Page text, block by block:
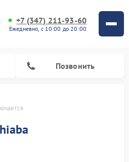
+7 (347) 211-93-60
Ежедневно, с 10:00 до 20:00
Позвонить